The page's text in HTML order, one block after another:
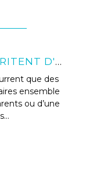
DES FRÈRES ET SŒURS HÉRITENT D'UNE MAISON DE VACANCES : QUELLES SOLUTIONS POUR ÉVITER LES BLOCAGES ?
que des
ensemble
ou d’une